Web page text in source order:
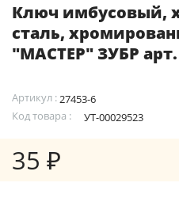
Ключ имбусовый,
сталь,
"МАСТЕР" ЗУБР арт.
Артикул :27453-6
Код товара :
УТ-00029523
35 ₽